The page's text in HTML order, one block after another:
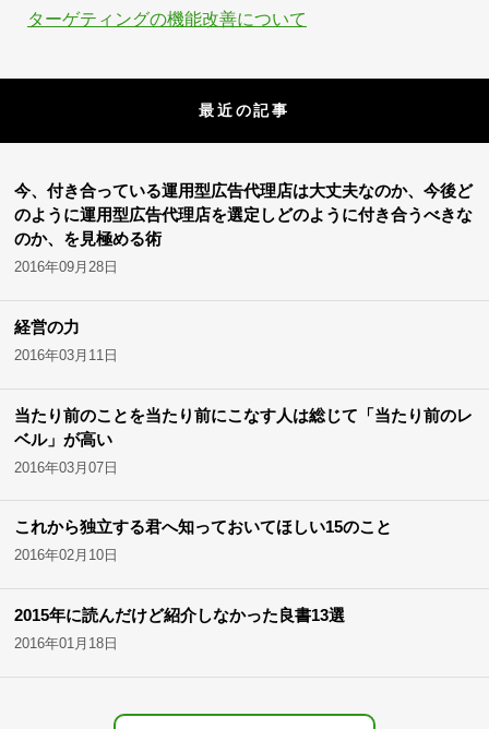
ターゲティングの機能改善について
最近の記事
今、付き合っている運用型広告代理店は大丈夫なのか、今後ど
のように運用型広告代理店を選定しどのように付き合うべきな
のか、を見極める術
2016年09月28日
経営の力
2016年03月11日
当たり前のことを当たり前にこなす人は総じて「当たり前のレ
ベル」が高い
2016年03月07日
これから独立する君へ知っておいてほしい15のこと
2016年02月10日
2015年に読んだけど紹介しなかった良書13選
2016年01月18日